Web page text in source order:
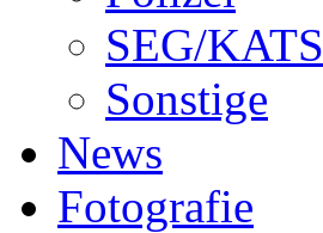
SEG/KATS
Sonstige
News
Fotografie